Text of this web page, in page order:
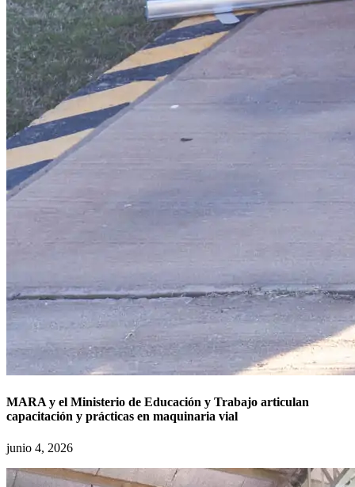
MARA y el Ministerio de Educación y Trabajo articulan
capacitación y prácticas en maquinaria vial
junio 4, 2026